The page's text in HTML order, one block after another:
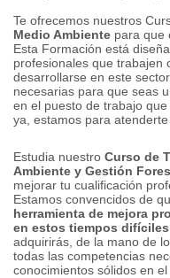
Te ofrecemos nuestros
Medio Ambiente para que
Esta Formación está
profesionales que trabajen
desarrollarse en este sector.
necesarias para que seas
en el puesto de trabajo que
ya, estamos para atenderte
Estudia nuestro Curso de
Ambiente y Gestión
mejorar tu cualificación
Estamos convencidos de
herramienta de mejora
en estos tiempos
adquirirás, de la mano de
todas las competencias
conocimientos sólidos en